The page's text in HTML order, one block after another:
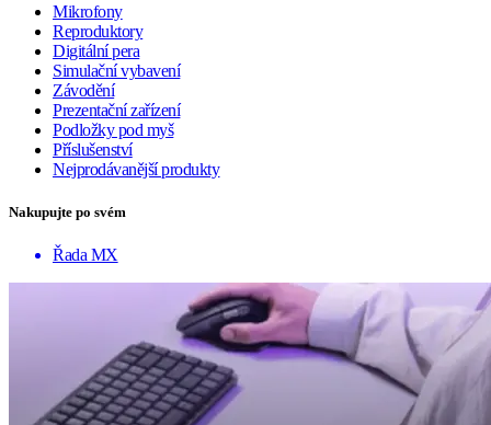
Mikrofony
Reproduktory
Digitální pera
Simulační vybavení
Závodění
Prezentační zařízení
Podložky pod myš
Příslušenství
Nejprodávanější produkty
Nakupujte po svém
Řada MX